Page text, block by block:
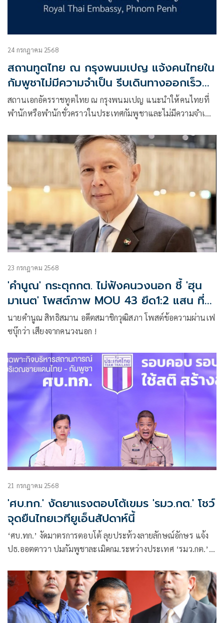
24 กรกฎาคม 2568
สถานทูตไทย ณ กรุงพนมเปญ แจ้งคนไทยใน
กัมพูชาไม่มีความจำเป็น รีบเดินทางออกเร็ว
ที่สุด
สถานเอกอัครราชทูตไทย ณ กรุงพนมเปญ แนะนำให้คนไทยที่
พำนักหรือพำนักชั่วคราวในประเทศกัมพูชาและไม่มีความจำเป็น
23 กรกฎาคม 2568
'คำนูณ' กระตุกกต. ไม่ฟังคนวงนอก ชี้ 'ฮุน
มาเนต' โพสต์ภาพ MOU 43 ยึด1:2 แสน ที่
ไทยถูกข่มขืน
นายคำนูณ สิทธิสมาน อดีตสมาชิกวุฒิสภา โพสต์ข้อความผ่านเฟ
ซบุ๊กว่า เสียงจากคนวงนอก !
21 กรกฎาคม 2568
'ศบ.ทก.' งัดยาแรงตอบโต้เขมร 'รมว.กต.' โชว์
จุดยืนไทยเวทียูเอ็นสัปดาห์นี้
‘ศบ.ทก.’ งัดมาตรการตอบโต้ ลุยประท้วงลายลักษณ์อักษร แจ้ง
ปธ.ออตตาวา ปมกัมพูชาละเมิดกม.ระหว่างประเทศ ‘รมว.กต.’
การกระทำย้อนแย้ง